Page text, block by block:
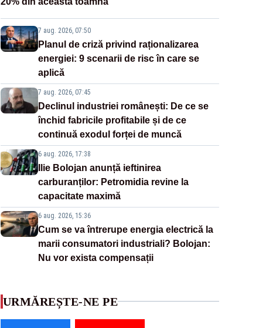
7 aug. 2026, 07:50
Planul de criză privind raționalizarea
energiei: 9 scenarii de risc în care se
aplică
7 aug. 2026, 07:45
Declinul industriei românești: De ce se
închid fabricile profitabile și de ce
continuă exodul forței de muncă
6 aug. 2026, 17:38
Ilie Bolojan anunță ieftinirea
carburanților: Petromidia revine la
capacitate maximă
6 aug. 2026, 15:36
Cum se va întrerupe energia electrică la
marii consumatori industriali? Bolojan:
Nu vor exista compensații
URMĂREȘTE-NE PE